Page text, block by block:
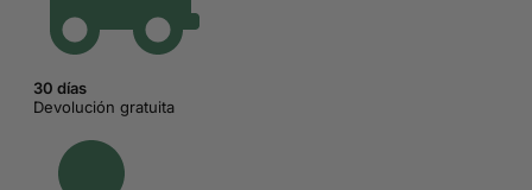
30 días
Devolución gratuita